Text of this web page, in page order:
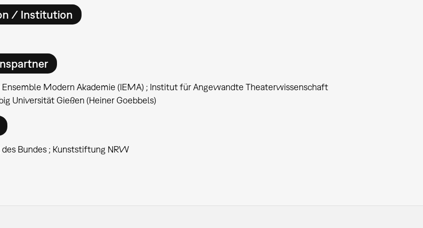
/ Institution
Modern Akademie (IEMA) ; Institut für Angewandte Theaterwissenschaft
Universität Gießen (Heiner Goebbels)
Bundes ; Kunststiftung NRW